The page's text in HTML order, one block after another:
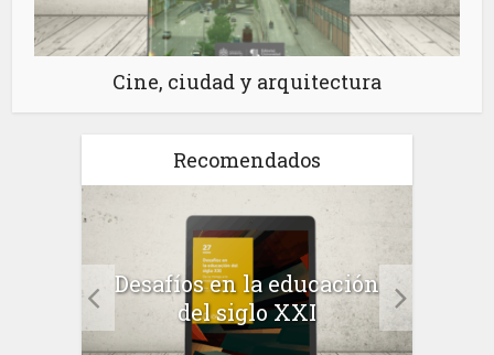
Cine, ciudad y arquitectura
Recomendados
Desafíos en la educación
del siglo XXI